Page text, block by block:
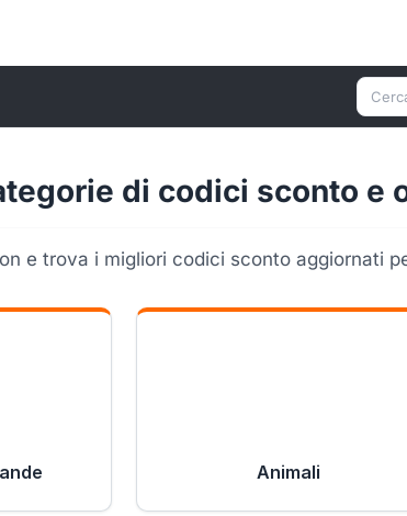
di codici sconto e
e trova i migliori codici sconto aggiornati
Animali